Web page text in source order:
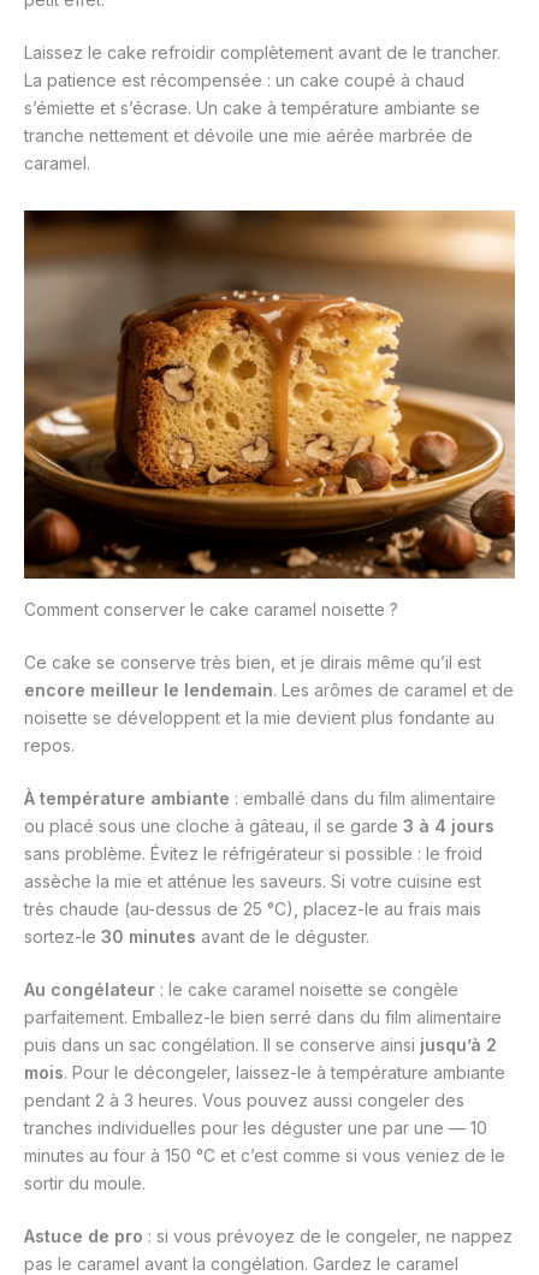
Laissez le cake refroidir complètement avant de le trancher.
La patience est récompensée : un cake coupé à chaud
s’émiette et s’écrase. Un cake à température ambiante se
tranche nettement et dévoile une mie aérée marbrée de
caramel.
Comment conserver le cake caramel noisette ?
Ce cake se conserve très bien, et je dirais même qu’il est
encore meilleur le lendemain. Les arômes de caramel et de
noisette se développent et la mie devient plus fondante au
repos.
À température ambiante : emballé dans du film alimentaire
ou placé sous une cloche à gâteau, il se garde 3 à 4 jours
sans problème. Évitez le réfrigérateur si possible : le froid
assèche la mie et atténue les saveurs. Si votre cuisine est
très chaude (au-dessus de 25 °C), placez-le au frais mais
sortez-le 30 minutes avant de le déguster.
Au congélateur : le cake caramel noisette se congèle
parfaitement. Emballez-le bien serré dans du film alimentaire
puis dans un sac congélation. Il se conserve ainsi jusqu’à 2
mois. Pour le décongeler, laissez-le à température ambiante
pendant 2 à 3 heures. Vous pouvez aussi congeler des
tranches individuelles pour les déguster une par une — 10
minutes au four à 150 °C et c’est comme si vous veniez de le
sortir du moule.
Astuce de pro : si vous prévoyez de le congeler, ne nappez
pas le caramel avant la congélation. Gardez le caramel